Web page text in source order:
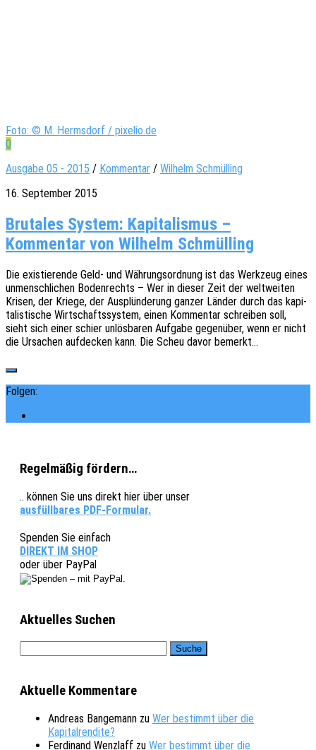
Foto: © M. Hermsdorf / pixelio.de
0
Ausgabe 05 - 2015 / Kommentar / Wilhelm Schmülling
16. September 2015
Brutales System: Kapitalismus –
Kommentar von Wilhelm Schmülling
Die exis­tie­ren­de Geld- und Währungs­ord­nung ist das Werk­zeug eines
unmensch­li­chen Boden­rechts – Wer in dieser Zeit der welt­wei­ten
Krisen, der Kriege, der Ausplün­de­rung ganzer Länder durch das kapi­
ta­lis­ti­sche Wirt­schafts­sys­tem, einen Kommen­tar schrei­ben soll,
sieht sich einer schier unlös­ba­ren Aufga­be gegen­über, wenn er nicht
die Ursa­chen aufde­cken kann. Die Scheu davor bemerkt…
Folgen:
Regelmäßig fördern…
.. können Sie uns direkt hier über unser
ausfüllbares PDF-Formular.
Spenden Sie einfach
DIREKT IM SHOP
oder über PayPal
Aktuelles Suchen
Aktuelle Kommentare
Andreas Bangemann zu Wer bestimmt über die
Kapitalrendite?
Ferdinand Wenzlaff zu Wer bestimmt über die